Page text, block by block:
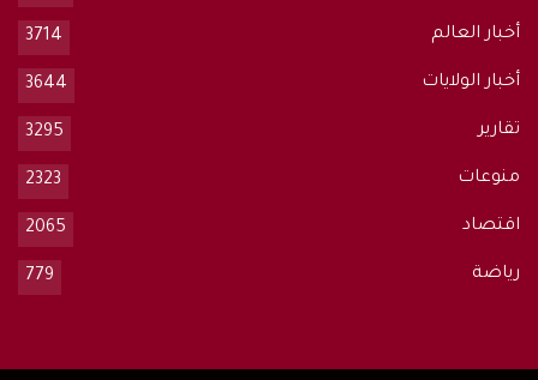
أخبار العالم 3714
أخبار الولايات 3644
تقارير 3295
منوعات 2323
اقتصاد 2065
رياضة 779